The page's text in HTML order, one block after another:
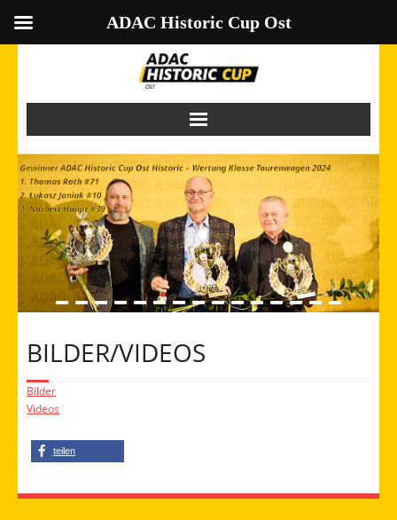
BILDER/VIDEOS
Bilder
Videos
teilen
ADAC Historic Cup Ost